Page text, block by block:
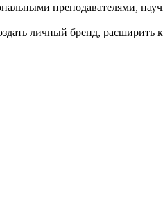
преподавателями,
личный бренд, расширить